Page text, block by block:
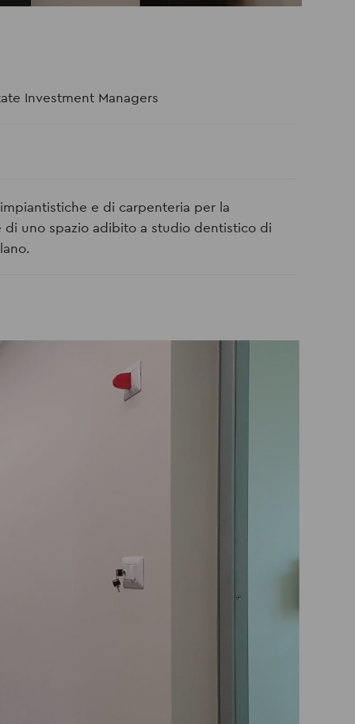
Investment Managers
e di carpenteria per la
di uno spazio adibito a studio dentistico di